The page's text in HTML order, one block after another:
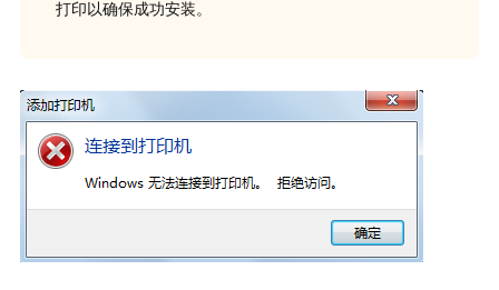
打印以确保成功安装。